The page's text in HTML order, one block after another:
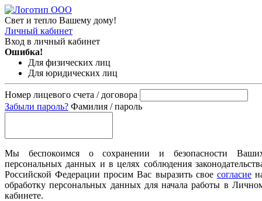
Свет и тепло Вашему дому!
Личный кабинет
Вход в личный кабинет
Ошибка!
Для физических лиц
Для юридических лиц
Номер лицевого счета / договора
Забыли пароль? Фамилия / пароль
Мы беспокоимся о сохранении и безопасности
персональных данных и в целях соблюдения
Российской Федерации просим Вас выразить свое согласие
обработку персональных данных для начала работы в
кабинете.